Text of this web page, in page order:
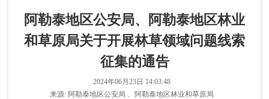
阿勒泰地区公安局、阿勒泰地区林业
和草原局关于开展林草领域问题线索
征集的通告
2024年06月23日 14:03:48
来源:阿勒泰地区公安局 、阿勒泰地区林业和草原局